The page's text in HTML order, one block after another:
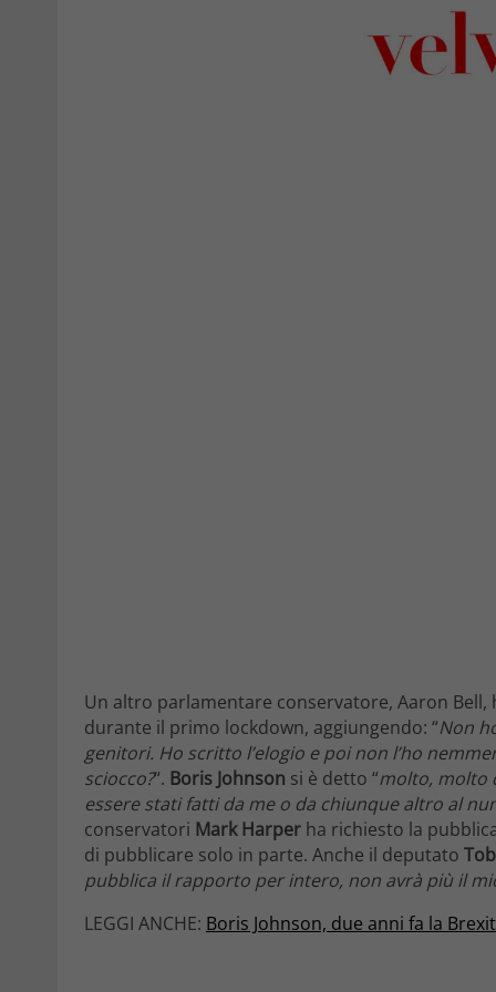
Un altro parlamentare conservatore, Aaron
durante il primo lockdown, aggiungendo: “Non
genitori. Ho scritto l’elogio e poi non l’ho
sciocco?“. Boris Johnson si è detto “molto, molto
essere stati fatti da me o da chiunque altro al
conservatori Mark Harper ha richiesto la
di pubblicare solo in parte. Anche il deputato
pubblica il rapporto per intero, non avrà più il
LEGGI ANCHE: Boris Johnson, due anni fa la